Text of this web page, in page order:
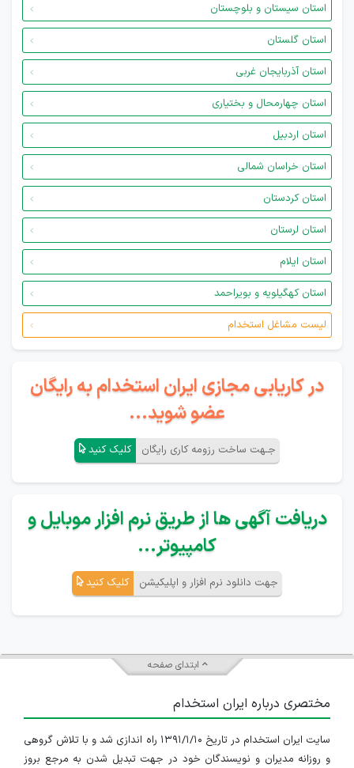
استان سیستان و بلوچستان
استان گلستان
استان آذربایجان غربی
استان چهارمحال و بختیاری
استان اردبیل
استان خراسان شمالی
استان کردستان
استان لرستان
استان ایلام
استان کهگیلویه و بویراحمد
لیست مشاغل استخدام
در کاریابی مجازی ایران استخدام به رایگان
عضو شوید...
جـهت ساخت رزومه کاری رایگان کلیک کنید
دریافت آگهی ها از طریق نرم افزار موبایل و
کامپیوتر...
جهت دانلود نرم افزار و اپلیکیشن کلیک کنید
ابتدای صفحه
مختصری درباره ایران استخدام
سایت ایران استخدام در تاریخ ۱۳۹۱/۱/۱۰ راه اندازی شد و با تلاش گروهی
و روزانه مدیران و نویسندگان خود در جهت تبدیل شدن به مرجع بروز